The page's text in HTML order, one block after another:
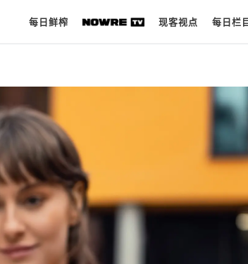
每日鲜榨 现客视点 每日栏
现客视点
每日栏目
时 尚
球 鞋
生 活